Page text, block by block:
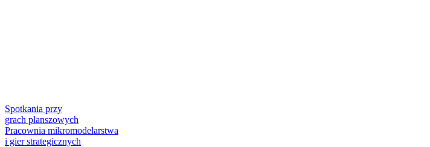
Spotkania przy
grach planszowych
Pracownia mikromodelarstwa
i gier strategicznych